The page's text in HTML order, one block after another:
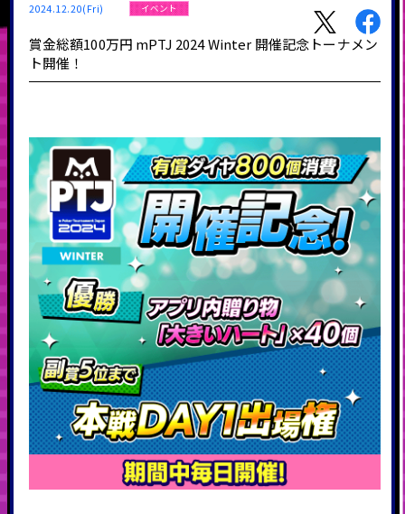
2024.12.20(Fri) イベント
賞金総額100万円 mPTJ 2024 Winter 開催記念トーナメン
ト開催！